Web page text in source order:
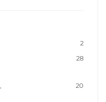
2
28
20